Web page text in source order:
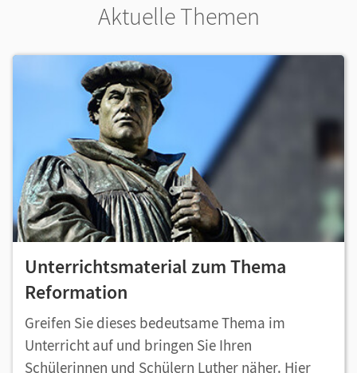
Aktuelle Themen
Unterrichtsmaterial zum Thema
Reformation
Greifen Sie dieses bedeutsame Thema im
Unterricht auf und bringen Sie Ihren
Schülerinnen und Schülern Luther näher. Hier